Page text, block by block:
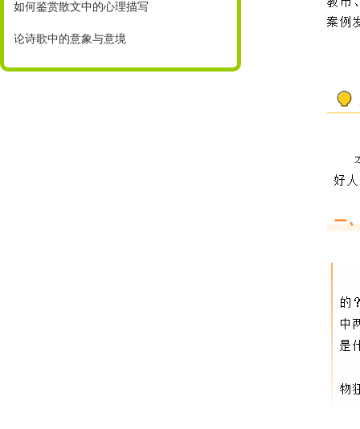
如何鉴赏散文中的心理描写
论诗歌中的意象与意境